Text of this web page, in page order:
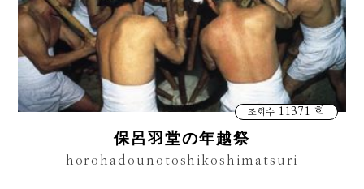
조회수11371 회
保呂羽堂の年越祭
horohadounotoshikoshimatsuri